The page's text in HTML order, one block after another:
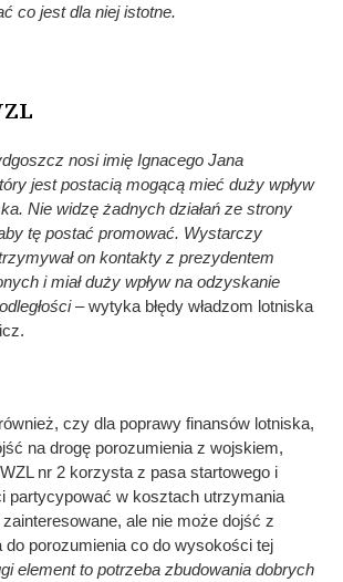
co jest dla niej istotne.
nosi imię Ignacego Jana
jest postacią mogącą mieć duży wpływ
Nie widzę żadnych działań ze strony
tę postać promować. Wystarczy
on kontakty z prezydentem
i miał duży wpływ na odzyskanie
–wytyka błędy władzom lotniska
czy dla poprawy finansów lotniska,
na drogę porozumienia z wojskiem,
nr 2 korzysta z pasa startowego i
partycypować w kosztach utrzymania
ale nie może dojść z
do porozumienia co do wysokości tej
element to potrzeba zbudowania dobrych